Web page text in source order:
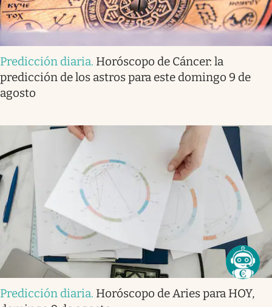
Predicción diaria. Horóscopo de Cáncer: la
predicción de los astros para este domingo 9 de
agosto
Predicción diaria. Horóscopo de Aries para HOY,